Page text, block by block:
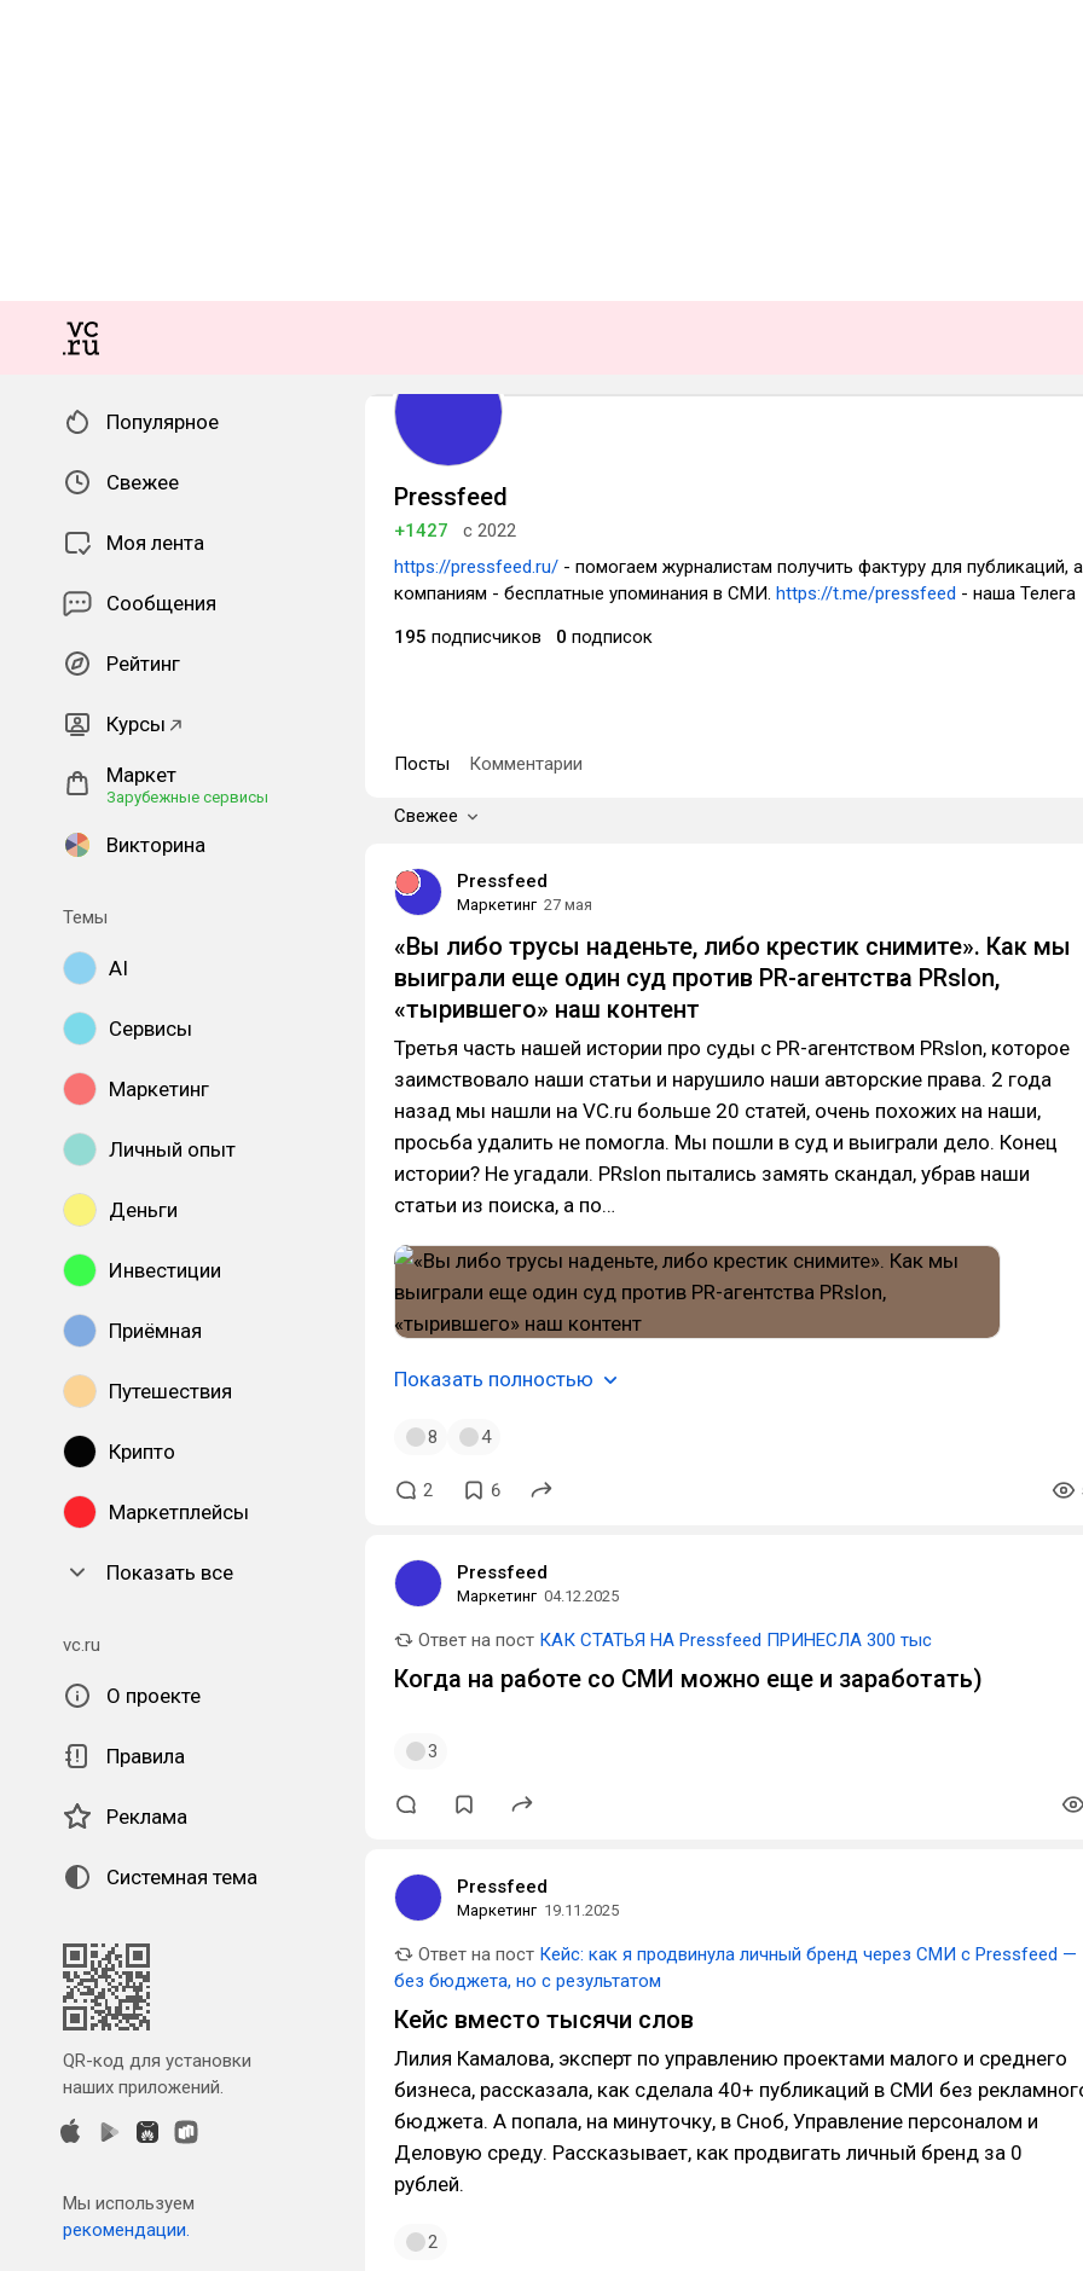
Популярное
Свежее
Моя лента
Сообщения
Рейтинг
Курсы
Маркет
Зарубежные сервисы
Викторина
Темы
AI
Сервисы
Маркетинг
Личный опыт
Деньги
Инвестиции
Приёмная
Путешествия
Крипто
Маркетплейсы
Показать все
vc.ru
О проекте
Правила
Реклама
Системная тема
QR-код для установки
наших приложений.
Мы используем
рекомендации.
Pressfeed
+1427
с 2022
https://pressfeed.ru/ - помогаем журналистам получить фактуру для публикаций, а
компаниям - бесплатные упоминания в СМИ. https://t.me/pressfeed - наша Телега
195 подписчиков 0 подписок
Посты Комментарии
Свежее
Pressfeed
Маркетинг 27 мая
«Вы либо трусы наденьте, либо крестик снимите». Как мы
выиграли еще один суд против PR-агентства PRslon,
«тырившего» наш контент
Третья часть нашей истории про суды с PR-агентством PRslon, которое
заимствовало наши статьи и нарушило наши авторские права. 2 года
назад мы нашли на VC.ru больше 20 статей, очень похожих на наши,
просьба удалить не помогла. Мы пошли в суд и выиграли дело. Конец
истории? Не угадали. PRslon пытались замять скандал, убрав наши
статьи из поиска, а по…
Показать полностью
8 4
2 6
Pressfeed
Маркетинг 04.12.2025
Ответ на пост КАК СТАТЬЯ НА Pressfeed ПРИНЕСЛА 300 тыс
Когда на работе со СМИ можно еще и заработать)
3
Pressfeed
Маркетинг 19.11.2025
Ответ на пост Кейс: как я продвинула личный бренд через СМИ с Pressfeed —
без бюджета, но с результатом
Кейс вместо тысячи слов
Лилия Камалова, эксперт по управлению проектами малого и среднего
бизнеса, рассказала, как сделала 40+ публикаций в СМИ без
бюджета. А попала, на минуточку, в Сноб, Управление персоналом и
Деловую среду. Рассказывает, как продвигать личный бренд за 0
рублей.
2